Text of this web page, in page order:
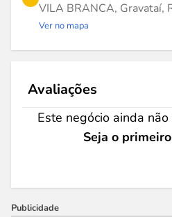
VILA BRANCA, Gravataí,
Ver no mapa
Avaliações
Este negócio ainda
Seja o
Publicidade